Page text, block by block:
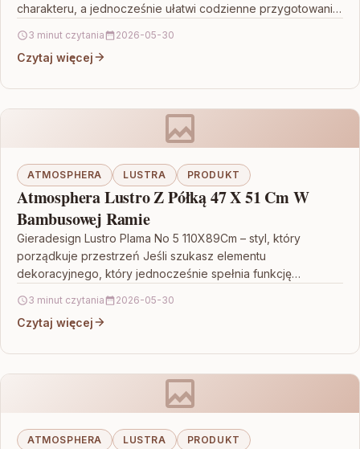
charakteru, a jednocześnie ułatwi codzienne przygotowania,
3 minut czytania 2026-05-30
Czytaj więcej
ATMOSPHERA LUSTRA PRODUKT
Atmosphera Lustro Z Półką 47 X 51 Cm W
Bambusowej Ramie
Gieradesign Lustro Plama No 5 110X89Cm – styl, który
porządkuje przestrzeń Jeśli szukasz elementu
dekoracyjnego, który jednocześnie spełnia funkcję
3 minut czytania 2026-05-30
Czytaj więcej
ATMOSPHERA LUSTRA PRODUKT